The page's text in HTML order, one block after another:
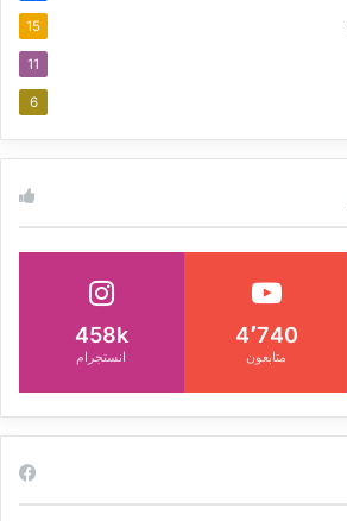
15
11
6
4٬740
متابعون
458k
انستجرام